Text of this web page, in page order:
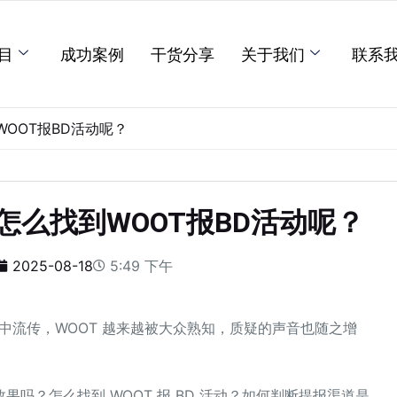
成功案例 干货分享 关于我们 联系
报BD活动呢？
么找到WOOT报BD活动呢？
2025-08-18 5:49 下午
流传，WOOT 越来越被大众熟知，质疑的声音也随之增